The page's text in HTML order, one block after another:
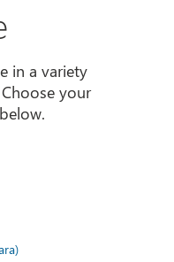
in a variety
your